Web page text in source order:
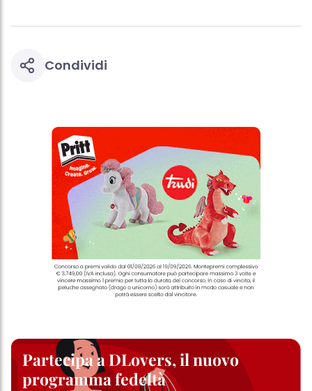
Condividi
Partecipa a DLovers, il nuovo
programma fedeltà